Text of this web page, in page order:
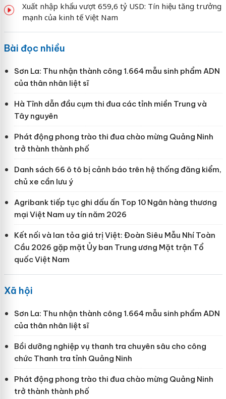
Xuất nhập khẩu vượt 659,6 tỷ USD: Tín hiệu tăng trưởng
mạnh của kinh tế Việt Nam
Bài đọc nhiều
Sơn La: Thu nhận thành công 1.664 mẫu sinh phẩm ADN
của thân nhân liệt sĩ
Hà Tĩnh dẫn đầu cụm thi đua các tỉnh miền Trung và
Tây nguyên
Phát động phong trào thi đua chào mừng Quảng Ninh
trở thành thành phố
Danh sách 66 ô tô bị cảnh báo trên hệ thống đăng kiểm,
chủ xe cần lưu ý
Agribank tiếp tục ghi dấu ấn Top 10 Ngân hàng thương
mại Việt Nam uy tín năm 2026
Kết nối và lan tỏa giá trị Việt: Đoàn Siêu Mẫu Nhí Toàn
Cầu 2026 gặp mặt Ủy ban Trung ương Mặt trận Tổ
quốc Việt Nam
Xã hội
Sơn La: Thu nhận thành công 1.664 mẫu sinh phẩm ADN
của thân nhân liệt sĩ
Bồi dưỡng nghiệp vụ thanh tra chuyên sâu cho công
chức Thanh tra tỉnh Quảng Ninh
Phát động phong trào thi đua chào mừng Quảng Ninh
trở thành thành phố